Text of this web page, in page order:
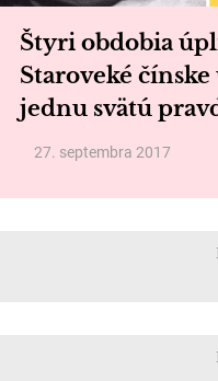
Štyri obdobia
Staroveké
jednu svätú
27. septembra 2017